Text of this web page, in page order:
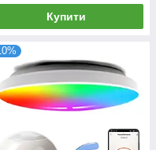
Купити